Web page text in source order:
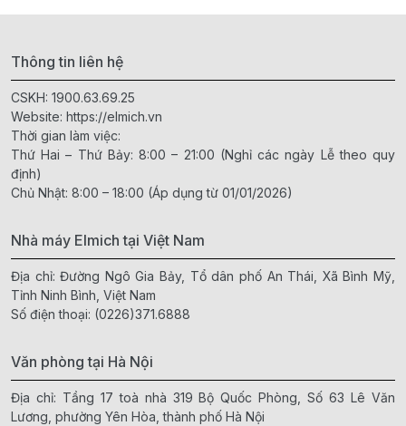
Thông tin liên hệ
CSKH: 1900.63.69.25
Website: https://elmich.vn
Thời gian làm việc:
Thứ Hai – Thứ Bảy: 8:00 – 21:00 (Nghỉ các ngày Lễ theo quy
định)
Chủ Nhật: 8:00 – 18:00 (Áp dụng từ 01/01/2026)
Nhà máy Elmich tại Việt Nam
Địa chỉ: Đường Ngô Gia Bảy, Tổ dân phố An Thái, Xã Bình Mỹ,
Tỉnh Ninh Bình, Việt Nam
Số điện thoại: (0226)371.6888
Văn phòng tại Hà Nội
Địa chỉ: Tầng 17 toà nhà 319 Bộ Quốc Phòng, Số 63 Lê Văn
Lương, phường Yên Hòa, thành phố Hà Nội